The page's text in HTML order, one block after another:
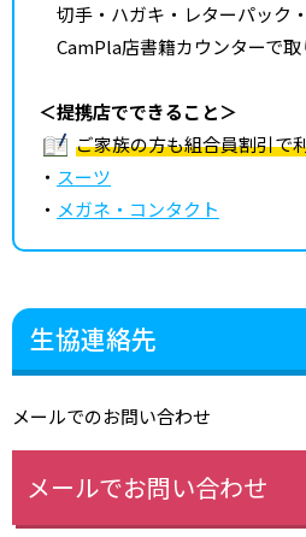
切手・ハガキ・レターパック
CamPla店書籍カウンターで取
＜提携店でできること＞
ご家族の方も組合員割引で
・ スーツ
・ メガネ・コンタクト
生協連絡先
メールでのお問い合わせ
メールでお問い合わせ